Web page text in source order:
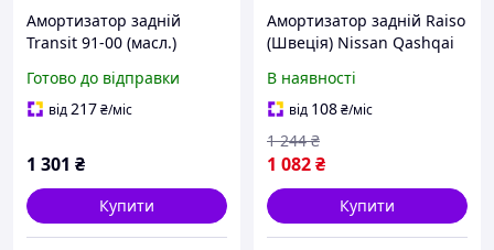
Амортизатор задній
Transit 91-00 (масл.)
Готово до відправки
від217₴/міс
1 301 ₴
Купити
Амортизатор задній Raiso
(Швеція) Nissan Qashqai
13 #RS315130
UAAWNHQ17
В наявності
від 108₴/міс
1 082₴
1 244 ₴
Купити